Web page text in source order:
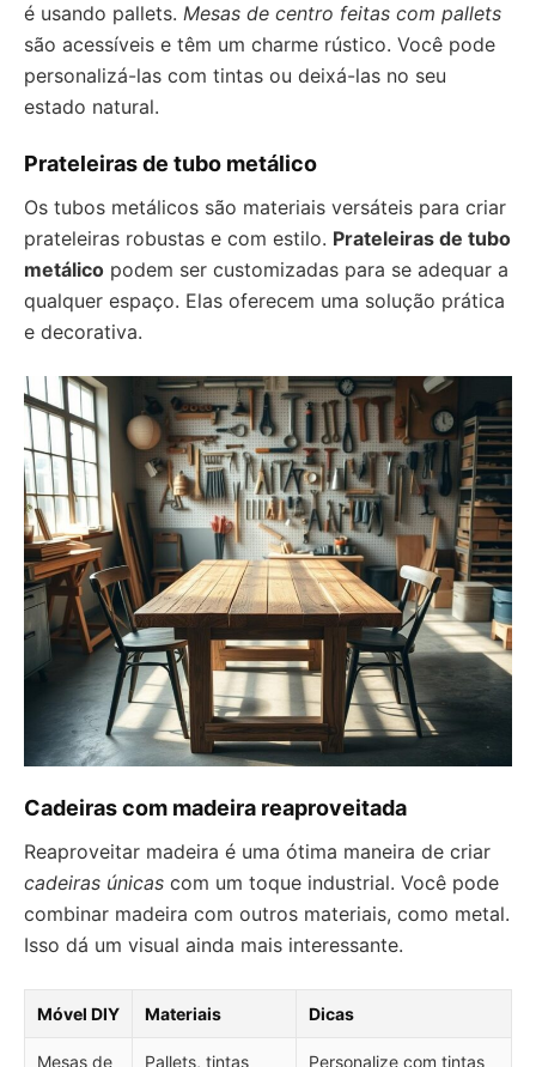
é usando pallets. Mesas de centro feitas com pallets
são acessíveis e têm um charme rústico. Você pode
personalizá-las com tintas ou deixá-las no seu
estado natural.
Prateleiras de tubo metálico
Os tubos metálicos são materiais versáteis para criar
prateleiras robustas e com estilo. Prateleiras de tubo
metálico podem ser customizadas para se adequar a
qualquer espaço. Elas oferecem uma solução prática
e decorativa.
Cadeiras com madeira reaproveitada
Reaproveitar madeira é uma ótima maneira de criar
cadeiras únicas com um toque industrial. Você pode
combinar madeira com outros materiais, como metal.
Isso dá um visual ainda mais interessante.
Móvel DIY Materiais Dicas
Mesas de
Pallets, tintas
Personalize com tintas